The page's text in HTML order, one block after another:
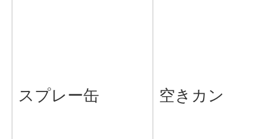
スプレー缶 空きカン